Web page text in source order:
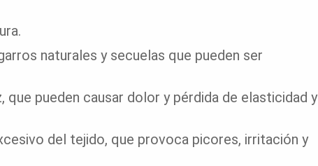
naturales y secuelas que pueden ser
que pueden causar dolor y pérdida de elasticidad y
del tejido, que provoca picores, irritación y